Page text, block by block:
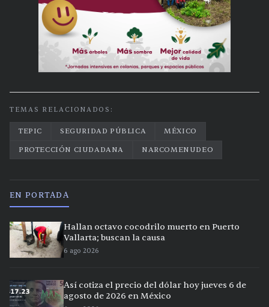
TEMAS RELACIONADOS:
TEPIC SEGURIDAD PÚBLICA
MÉXICO
PROTECCIÓN CIUDADANA
NARCOMENUDEO
EN PORTADA
Hallan octavo cocodrilo muerto en Puerto
Vallarta; buscan la causa
6 ago 2026
Así cotiza el precio del dólar hoy jueves 6 de
agosto de 2026 en México